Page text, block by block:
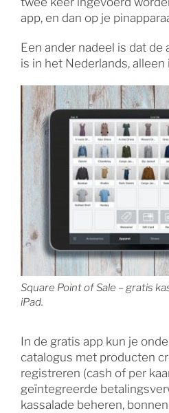
app, en dan op je
Een ander nadeel is dat de
is in het Nederlands, alleen
Square Point of Sale – gratis
iPad.
In de gratis app kun je
catalogus met producten
registreren (cash of per
geïntegreerde
kassalade beheren,